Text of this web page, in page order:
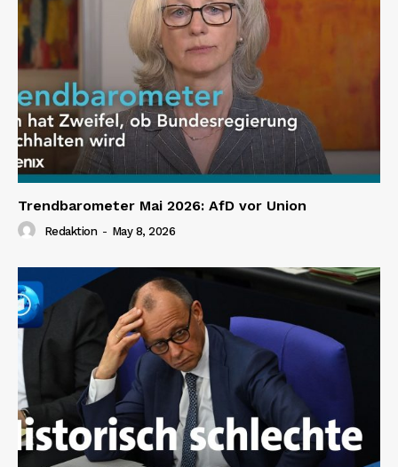
Trendbarometer Mai 2026: AfD vor Union
Redaktion - May 8, 2026